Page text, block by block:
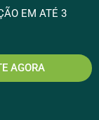
EM ATÉ 3
AGORA